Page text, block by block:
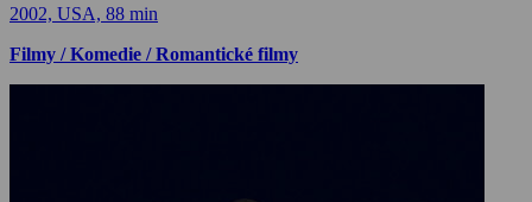
2002, USA, 88 min
Filmy / Komedie / Romantické filmy